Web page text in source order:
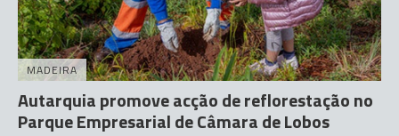
MADEIRA
Autarquia promove acção de reflorestação no
Parque Empresarial de Câmara de Lobos